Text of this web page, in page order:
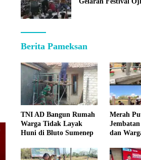
Berita Pameksan
TNI AD Bangun Rumah
Warga Tidak Layak
Huni di Bluto Sumenep
Merah
dan